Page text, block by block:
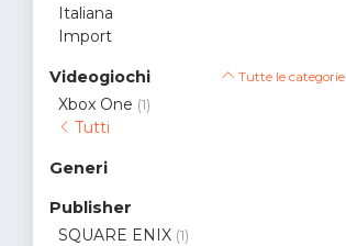
Italiana
Import
Videogiochi Tutte le categorie
Xbox One (1)
Tutti
Generi
Publisher
SQUARE ENIX (1)